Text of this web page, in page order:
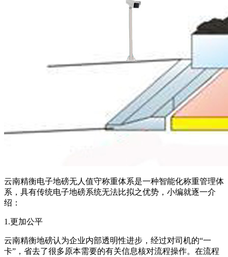
云南精衡电子地磅无人值守称重体系是一种智能化称重管理体
系，具有传统电子地磅系统无法比拟之优势，小编就逐一介
绍：
1.更加公平
云南精衡地磅认为企业内部透明性进步，经过对司机的“一
卡”，省去了很多原本需要的有关信息核对流程操作。在流程